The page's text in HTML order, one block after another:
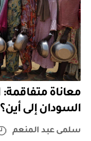
معاناة متفاقمة:
السودان إلى أين؟
سلمى عبد المنعم